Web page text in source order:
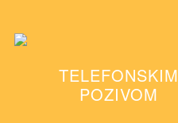
TELEFONSKIM
POZIVOM